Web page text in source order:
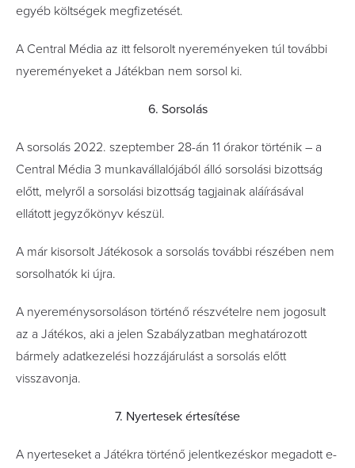
egyéb költségek megfizetését.
A Central Média az itt felsorolt nyereményeken túl további
nyereményeket a Játékban nem sorsol ki.
6. Sorsolás
A sorsolás 2022. szeptember 28-án 11 órakor történik – a
Central Média 3 munkavállalójából álló sorsolási bizottság
előtt, melyről a sorsolási bizottság tagjainak aláírásával
ellátott jegyzőkönyv készül.
A már kisorsolt Játékosok a sorsolás további részében nem
sorsolhatók ki újra.
A nyereménysorsoláson történő részvételre nem jogosult
az a Játékos, aki a jelen Szabályzatban meghatározott
bármely adatkezelési hozzájárulást a sorsolás előtt
visszavonja.
7. Nyertesek értesítése
A nyerteseket a Játékra történő jelentkezéskor megadott e-